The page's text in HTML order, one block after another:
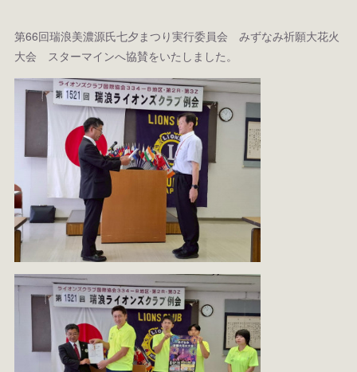
第66回瑞浪美濃源氏七夕まつり実行委員会 みずなみ祈願大花火
大会 スターマインへ協賛をいたしました。